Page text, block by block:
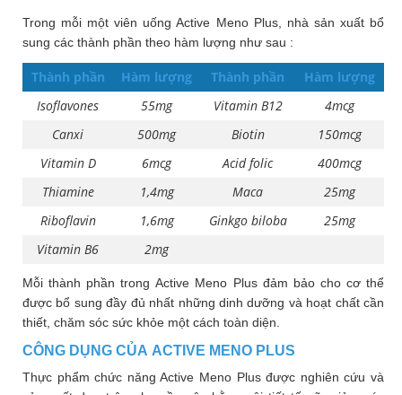
thuốc
Liên
hệ
Trong mỗi một viên uống Active Meno Plus, nhà sản xuất bổ
sung các thành phần theo hàm lượng như sau :
Thành phần Hàm lượng Thành phần
Hàm lượng
Isoflavones
55mg Vitamin B12
4mcg
Canxi
500mg Biotin
150mcg
Vitamin D
6mcg Acid folic
400mcg
Thiamine
1,4mg Maca
25mg
Riboflavin
1,6mg Ginkgo biloba
25mg
Vitamin B6
2mg
Mỗi thành phần trong Active Meno Plus đảm bảo cho cơ thể
được bổ sung đầy đủ nhất những dinh dưỡng và hoạt chất cần
thiết, chăm sóc sức khỏe một cách toàn diện.
CÔNG DỤNG CỦA ACTIVE MENO PLUS
Thực phẩm chức năng Active Meno Plus được nghiên cứu và